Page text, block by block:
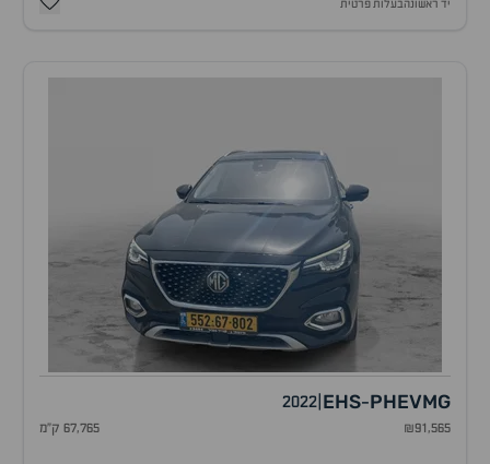
יד ראשונהבעלות פרטית
MG
EHS-PHEV
2022
₪91,565 67,765 ק"מ